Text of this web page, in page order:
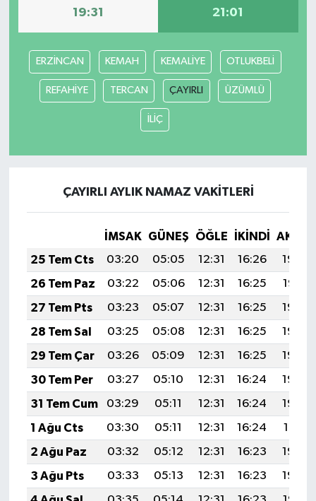
19:31 21:01
ERZİNCAN KEMAH KEMALİYE OTLUKBELİ
REFAHİYE TERCAN ÇAYIRLI ÜZÜMLÜ
İLİÇ
ÇAYIRLI AYLIK NAMAZ VAKITLERI
İMSAK GÜNEŞ ÖĞLE İKINDI
25 Tem Cts
03:20 05:05 12:31 16:26
19:48
26 Tem Paz
03:22 05:06 12:31 16:25
19:47
27 Tem Pts
03:23 05:07 12:31 16:25
19:46
28 Tem Sal
03:25 05:08 12:31 16:25
19:45
29 Tem Çar
03:26 05:09 12:31 16:25
19:44
30 Tem Per
03:27 05:10 12:31 16:24
19:43
31 Tem Cum
03:29 05:11 12:31 16:24
19:42
1 Ağu Cts
03:30 05:11 12:31 16:24
19:41
2 Ağu Paz
03:32 05:12 12:31 16:23
19:40
3 Ağu Pts
03:33 05:13 12:31 16:23
19:39